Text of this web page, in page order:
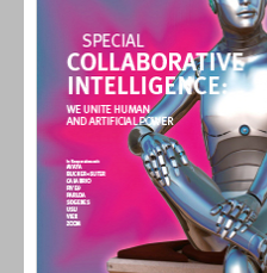
Personal
Inbound